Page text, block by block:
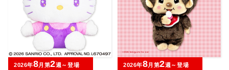
2026年8月第2週～登場 2026年8月第2週～登場